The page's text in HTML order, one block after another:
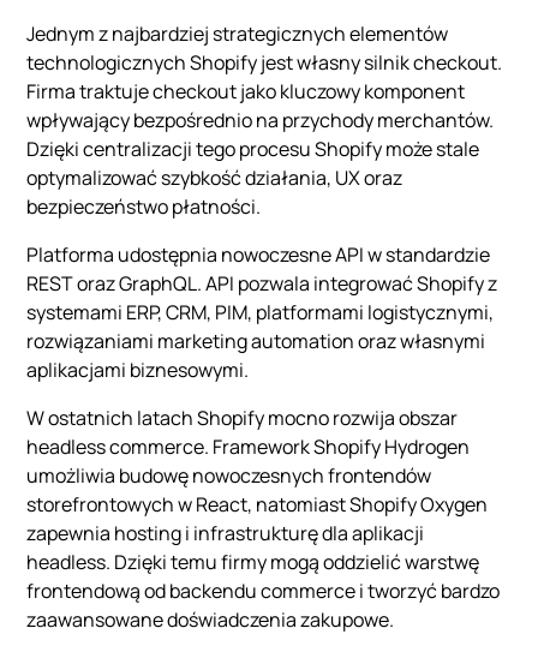
Jednym z najbardziej strategicznych elementów
technologicznych Shopify jest własny silnik checkout.
Firma traktuje checkout jako kluczowy komponent
wpływający bezpośrednio na przychody merchantów.
Dzięki centralizacji tego procesu Shopify może stale
optymalizować szybkość działania, UX oraz
bezpieczeństwo płatności.
Platforma udostępnia nowoczesne API w standardzie
REST oraz GraphQL. API pozwala integrować Shopify z
systemami ERP, CRM, PIM, platformami logistycznymi,
rozwiązaniami marketing automation oraz własnymi
aplikacjami biznesowymi.
W ostatnich latach Shopify mocno rozwija obszar
headless commerce. Framework Shopify Hydrogen
umożliwia budowę nowoczesnych frontendów
storefrontowych w React, natomiast Shopify Oxygen
zapewnia hosting i infrastrukturę dla aplikacji
headless. Dzięki temu firmy mogą oddzielić warstwę
frontendową od backendu commerce i tworzyć bardzo
zaawansowane doświadczenia zakupowe.